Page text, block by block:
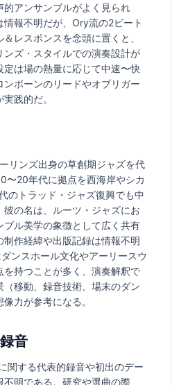
的アンサンブルがよく見られ
情報不明だが、Ory流の2ビート
レスポンスを念頭に置くと、
ンズ・スタイルでの演奏設計が
定は場の熱量に応じて中速〜快
ンボーンのリードやオブリガー
践的だ。
リンズ出身の草創期ジャズを代
〜20年代に拠点を西海岸やシカ
のトラッド・ジャズ復興でも中
彼の名は、ルーツ・ジャズにお
ブル美学の象徴として広く共有
制作経緯や出版記録は情報不明
ンスホール文化やアーリースウ
を持つことが多く、演奏解釈で
（移動、録音技術、場末のダン
力が参考になる。
音
関する代表的録音や初出のデー
不明である。研究や選曲の際